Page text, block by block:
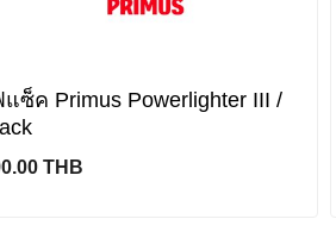
แซ็ค Primus Powerlighter III /
THB